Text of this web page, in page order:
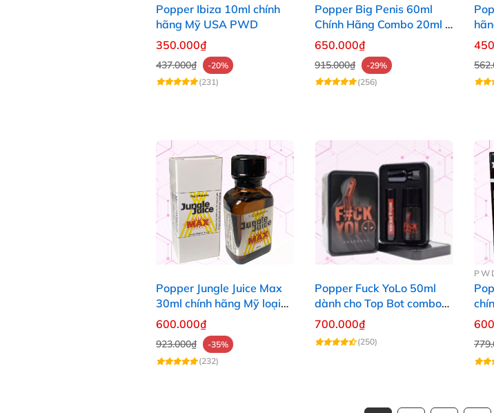
Popper Ibiza 10ml chính
hãng Mỹ USA PWD
350.000₫
437.000₫
-20%
(231)
Popper Big Penis 60ml
Chính Hãng Combo 20ml +
40ml Tăng Khoái Cảm Cho
Top & Bot
650.000₫
915.000₫
-29%
(256)
Popper Jungle Juice Max
30ml chính hãng Mỹ loại
mạnh cho Top Bot
600.000₫
923.000₫
-35%
(232)
Popper Fuck YoLo 50ml
dành cho Top Bot combo
hộp thiếc 40ml + 10ml
700.000₫
(250)